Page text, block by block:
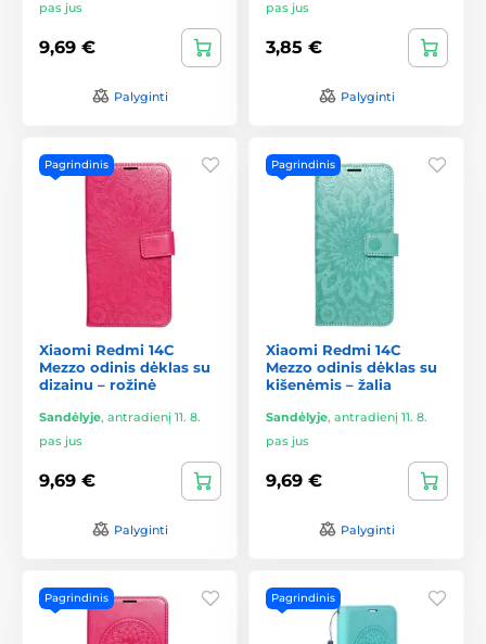
pas jus
9,69 €
Palyginti
pas jus
3,85 €
Palyginti
Pagrindinis
Xiaomi Redmi 14C
Mezzo odinis dėklas su
dizainu – rožinė
Sandėlyje, antradienį 11. 8.
pas jus
9,69 €
Palyginti
Pagrindinis
Xiaomi Redmi 14C
Mezzo odinis dėklas su
kišenėmis – žalia
Sandėlyje, antradienį 11. 8.
pas jus
9,69 €
Palyginti
Pagrindinis Pagrindinis